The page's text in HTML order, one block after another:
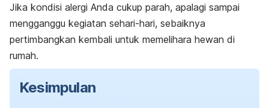
Jika kondisi alergi Anda cukup parah, apalagi sampai
mengganggu kegiatan sehari-hari, sebaiknya
pertimbangkan kembali untuk memelihara hewan di
rumah.
Kesimpulan